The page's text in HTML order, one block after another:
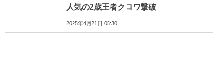
人気の2歳王者クロワ撃破
2025年4月21日 05:30